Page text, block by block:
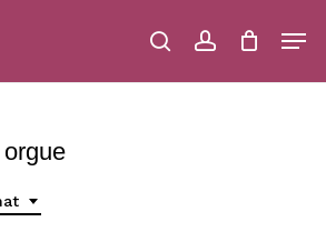
searchaccount
Close
Menu